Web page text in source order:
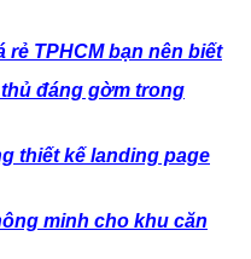
TPHCM bạn nên biết
đáng gờm trong
thiết kế landing page
minh cho khu căn